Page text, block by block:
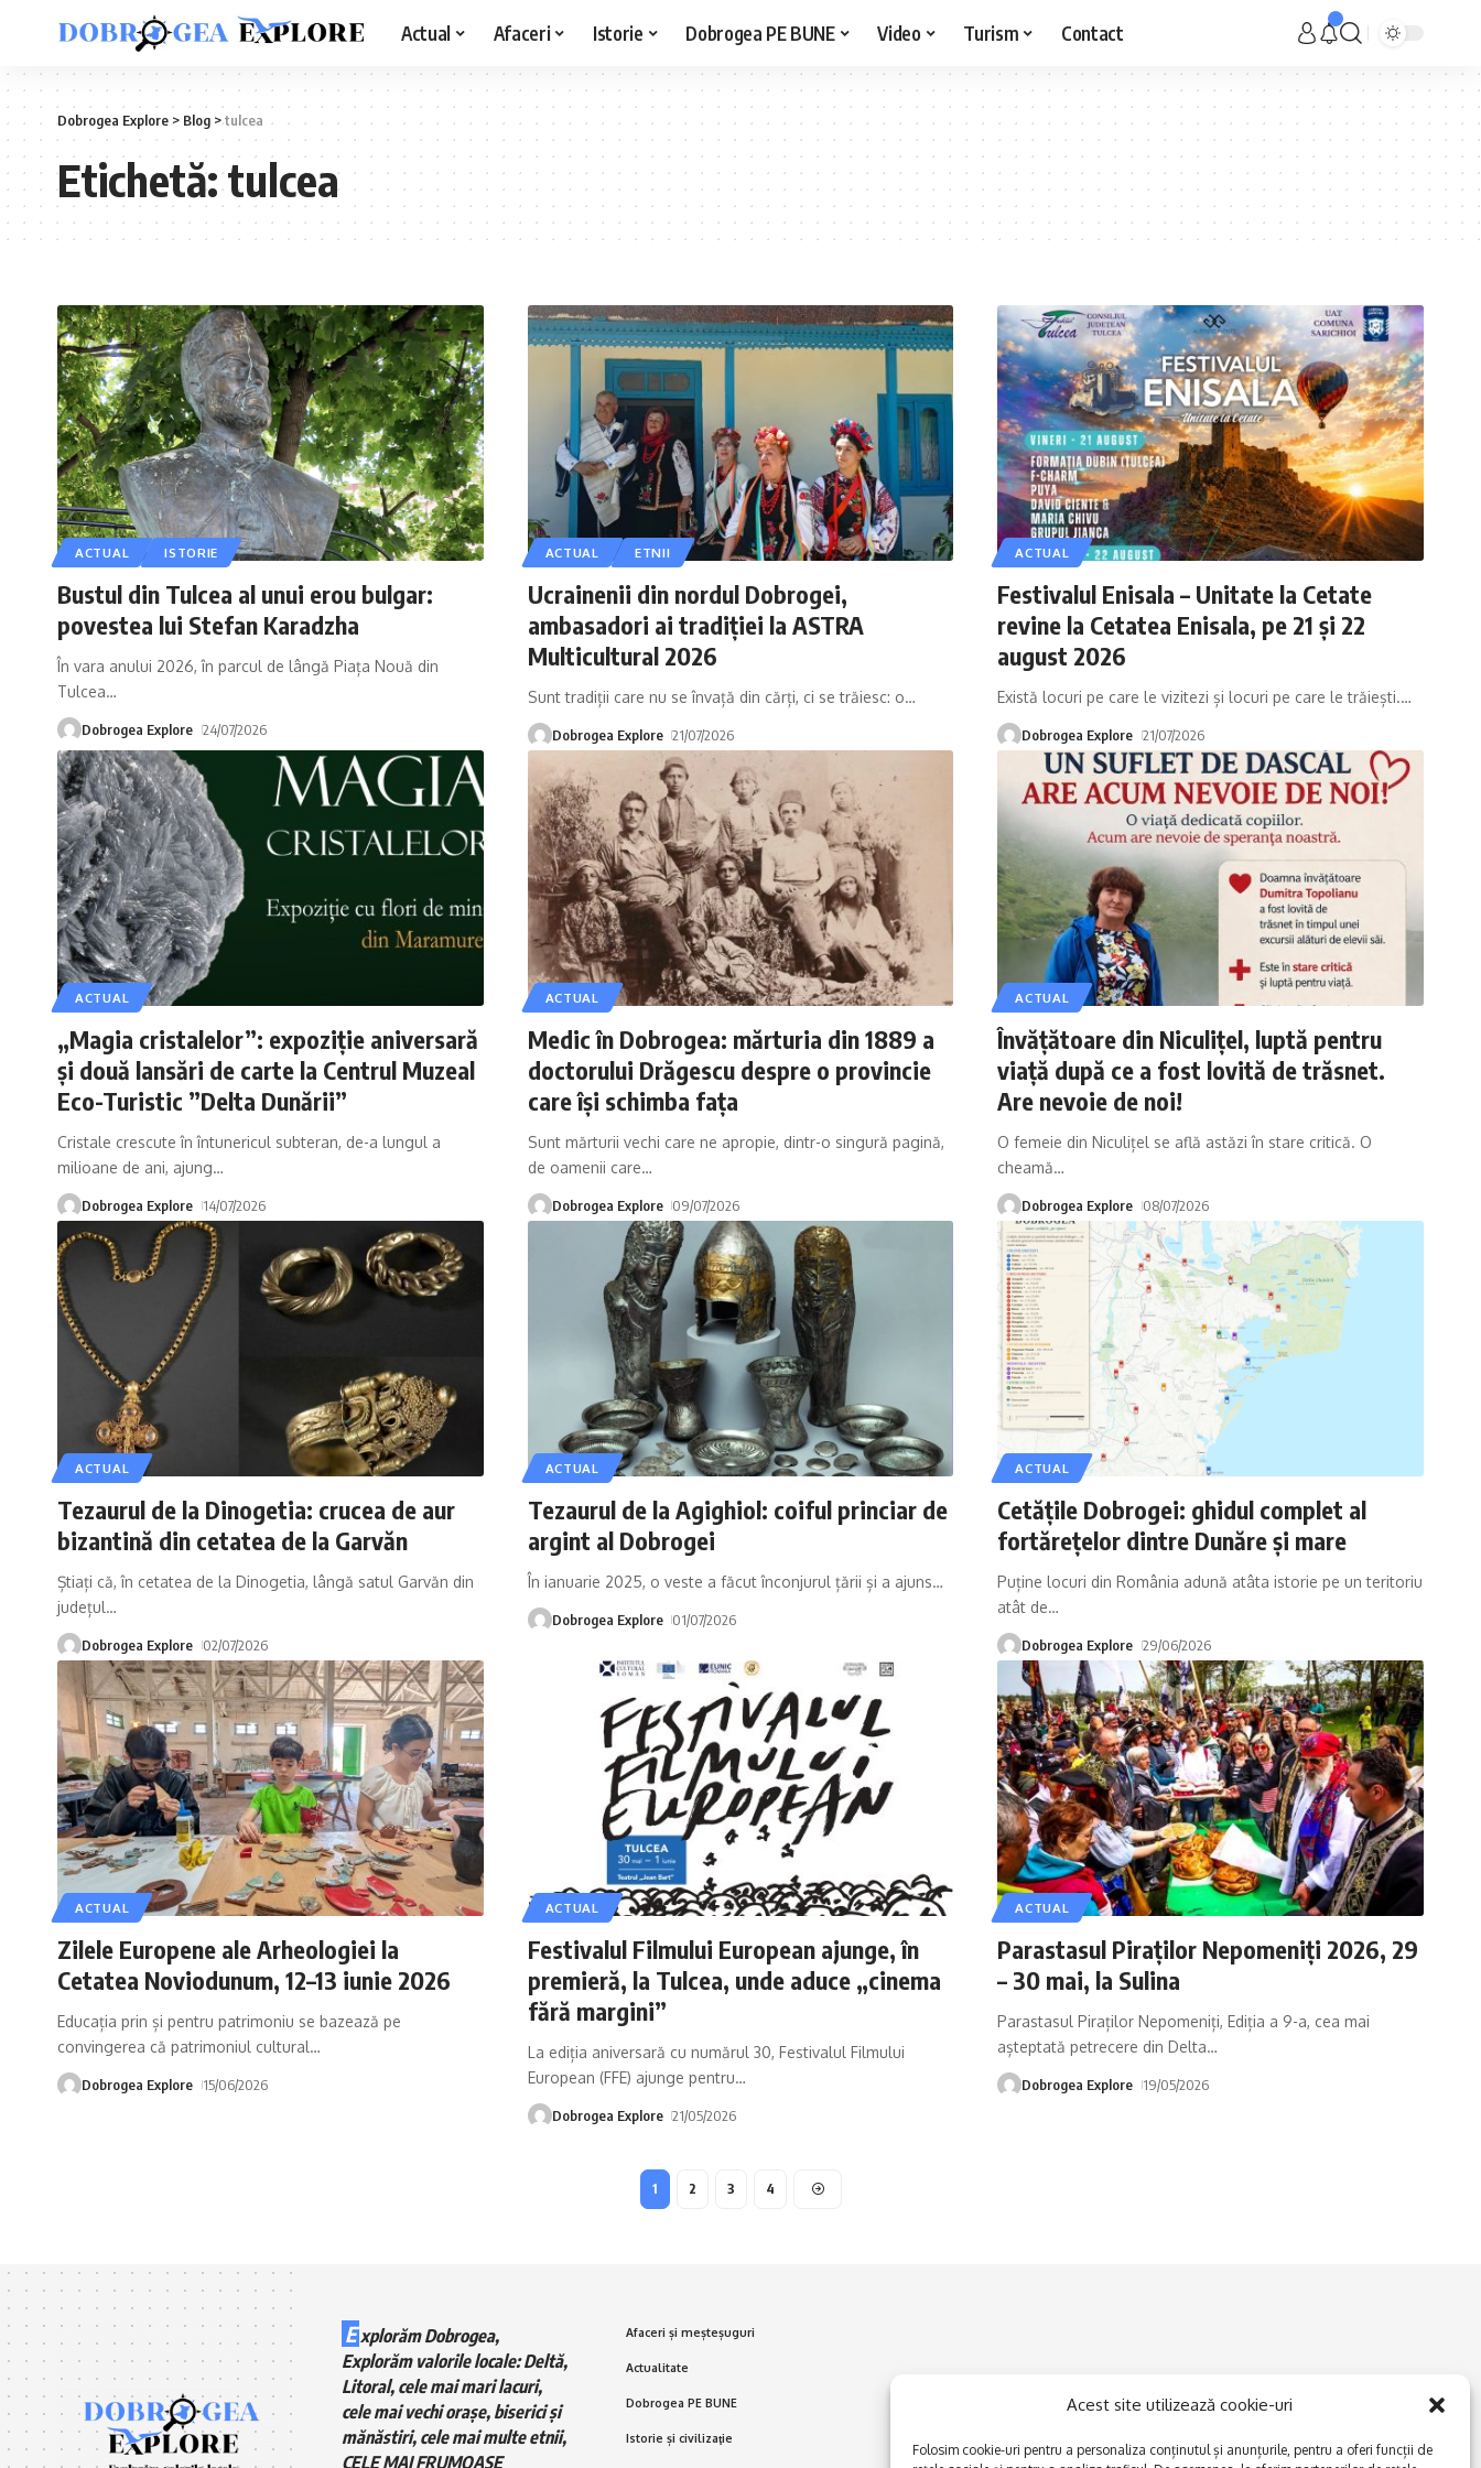
Acest site utilizează cookie-uri
Folosim cookie-uri pentru a personaliza conținutul și anunțurile, pentru a oferi funcții de
Actual Afaceri Istorie Dobrogea PE BUNE Video Turism Contact
Dobrogea Explore> Blog >tulcea
Etichetă:tulcea
ACTUAL ISTORIE
Bustul din Tulcea al unui erou bulgar:
povestea lui Stefan Karadzha
În vara anului 2026, în parcul de lângă Piața Nouă din
Tulcea…
Dobrogea Explore 24/07/2026
ACTUAL ETNII
Ucrainenii din nordul Dobrogei,
ambasadori ai tradiției la ASTRA
Multicultural 2026
Sunt tradiții care nu se învață din cărți, ci se trăiesc: o…
Dobrogea Explore 21/07/2026
ACTUAL
Festivalul Enisala – Unitate la Cetate
revine la Cetatea Enisala, pe 21 și 22
august 2026
Există locuri pe care le vizitezi și locuri pe care le trăiești.…
Dobrogea Explore 21/07/2026
ACTUAL
„Magia cristalelor”: expoziție aniversară
și două lansări de carte la Centrul Muzeal
Eco-Turistic ”Delta Dunării”
Cristale crescute în întunericul subteran, de-a lungul a
milioane de ani, ajung…
Dobrogea Explore 14/07/2026
ACTUAL
Medic în Dobrogea: mărturia din 1889 a
doctorului Drăgescu despre o provincie
care își schimba fața
Sunt mărturii vechi care ne apropie, dintr-o singură pagină,
de oamenii care…
Dobrogea Explore 09/07/2026
ACTUAL
Învățătoare din Niculițel, luptă pentru
viață după ce a fost lovită de trăsnet.
Are nevoie de noi!
O femeie din Niculițel se află astăzi în stare critică. O
cheamă…
Dobrogea Explore 08/07/2026
ACTUAL
Tezaurul de la Dinogetia: crucea de aur
bizantină din cetatea de la Garvăn
Știați că, în cetatea de la Dinogetia, lângă satul Garvăn din
județul…
Dobrogea Explore 02/07/2026
ACTUAL
Tezaurul de la Agighiol: coiful princiar de
argint al Dobrogei
În ianuarie 2025, o veste a făcut înconjurul țării și a ajuns…
Dobrogea Explore 01/07/2026
ACTUAL
Cetățile Dobrogei: ghidul complet al
fortărețelor dintre Dunăre și mare
Puține locuri din România adună atâta istorie pe un teritoriu
atât de…
Dobrogea Explore 29/06/2026
ACTUAL
Zilele Europene ale Arheologiei la
Cetatea Noviodunum, 12–13 iunie 2026
Educația prin și pentru patrimoniu se bazează pe
convingerea că patrimoniul cultural…
Dobrogea Explore 15/06/2026
ACTUAL
Festivalul Filmului European ajunge, în
premieră, la Tulcea, unde aduce „cinema
fără margini”
La ediția aniversară cu numărul 30, Festivalul Filmului
European (FFE) ajunge pentru…
Dobrogea Explore 21/05/2026
ACTUAL
Parastasul Piraților Nepomeniți 2026, 29
– 30 mai, la Sulina
Parastasul Piraților Nepomeniți, Ediția a 9-a, cea mai
așteptată petrecere din Delta…
Dobrogea Explore 19/05/2026
1 2 3 4
E xplorăm Dobrogea,
Explorăm valorile locale: Deltă,
Litoral, cele mai mari lacuri,
cele mai vechi orașe, biserici și
mănăstiri, cele mai multe etnii,
CELE MAI FRUMOASE
Afaceri și meșteșuguri
Actualitate
Dobrogea PE BUNE
Istorie și civilizaţie